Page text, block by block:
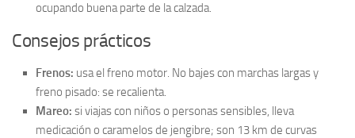
ocupando buena parte de la calzada.
Consejos prácticos
Frenos: usa el freno motor. No bajes con marchas largas y
freno pisado: se recalienta.
Mareo: si viajas con niños o personas sensibles, lleva
medicación o caramelos de jengibre; son 13 km de curvas